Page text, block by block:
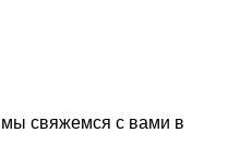
свяжемся с вами в